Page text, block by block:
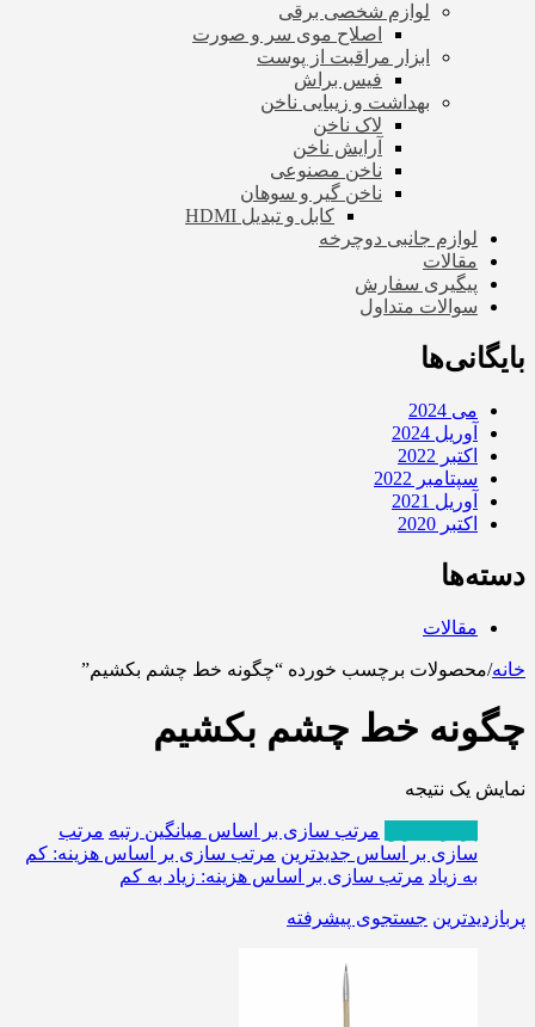
لوازم شخصی برقی
اصلاح موی سر و صورت
ابزار مراقبت از پوست
فیس براش
بهداشت و زیبایی ناخن
لاک ناخن
آرایش ناخن
ناخن مصنوعی
ناخن گیر و سوهان
کابل و تبدیل HDMI
لوازم جانبی دوچرخه
مقالات
پیگیری سفارش
سوالات متداول
بایگانی‌ها
می 2024
آوریل 2024
اکتبر 2022
سپتامبر 2022
آوریل 2021
اکتبر 2020
دسته‌ها
مقالات
خانه/محصولات برچسب خورده “چگونه خط چشم بکشیم”
چگونه خط چشم بکشیم
نمایش یک نتیجه
مرتب سازی بر اساس میانگین رتبه مرتب
سازی بر اساس جدیدترین مرتب سازی بر اساس هزینه: کم
به زیاد مرتب سازی بر اساس هزینه: زیاد به کم
پربازدیدترین جستجوی پیشرفته